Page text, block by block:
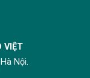
VIỆT
Nội.